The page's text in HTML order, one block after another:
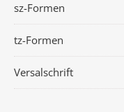
sz-Formen
tz-Formen
Versalschrift